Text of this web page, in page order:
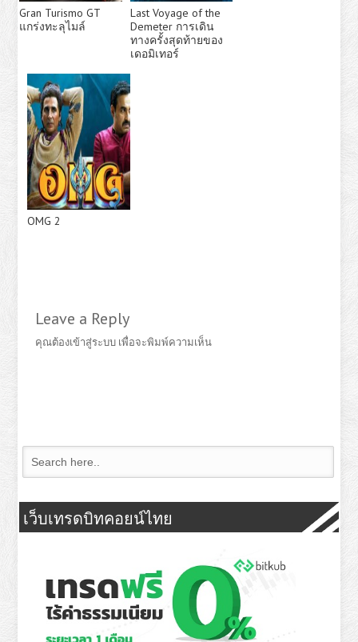
Gran Turismo GT
แกร่งทะลุไมล์
Last Voyage of the
Demeter การเดิน
ทางครั้งสุดท้ายของ
เดอมิเทอร์
OMG 2
Leave a Reply
คุณต้องเข้าสู่ระบบ เพื่อจะพิมพ์ความเห็น
เว็บเทรดบิทคอยน์ไทย